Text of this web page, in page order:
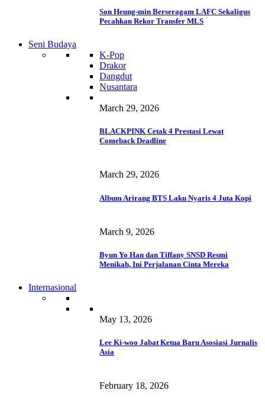
Son Heung-min Berseragam LAFC Sekaligus
Pecahkan Rekor Transfer MLS
Seni Budaya
K-Pop
Drakor
Dangdut
Nusantara
March 29, 2026
BLACKPINK Cetak 4 Prestasi Lewat
Comeback Deadline
March 29, 2026
Album Arirang BTS Laku Nyaris 4 Juta Kopi
March 9, 2026
Byun Yo Han dan Tiffany SNSD Resmi
Menikah, Ini Perjalanan Cinta Mereka
Internasional
May 13, 2026
Lee Ki-woo Jabat Ketua Baru Asosiasi Jurnalis
Asia
February 18, 2026